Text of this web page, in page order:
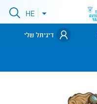
פתיחתHE
דיגיתל שלי